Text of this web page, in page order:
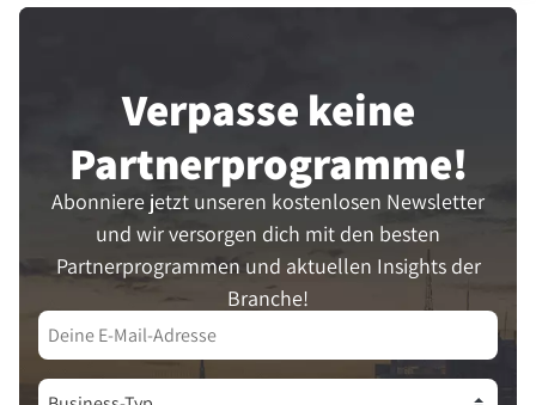
Verpasse keine
Partner­programme!
Abonniere jetzt unseren kostenlosen Newsletter
und wir versorgen dich mit den besten
Partnerprogrammen und aktuellen Insights der
Branche!